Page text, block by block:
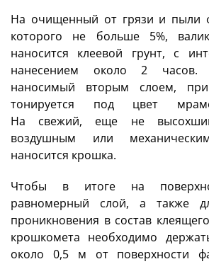
На очищенный от грязи и пыли
которого не больше 5%,
наносится клеевой грунт, с
нанесением около 2 часов.
наносимый вторым слоем, при
тонируется под цвет
На свежий, еще не
воздушным или
наносится крошка.
Чтобы в итоге на
равномерный слой, а также
проникновения в состав
крошкомета необходимо
около 0,5 м от поверхности